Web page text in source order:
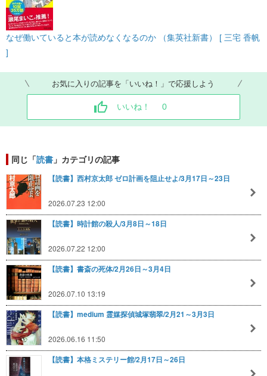
なぜ働いていると本が読めなくなるのか （集英社新書） [ 三宅 香帆
]
お気に入りの記事を「いいね！」で応援しよう
いいね！ 0
同じ「読書 」カテゴリの記事
【読書】西村京太郎 ゼロ計画を阻止せよ/3月17日～23日
2026.07.23 12:00
【読書】時計館の殺人/3月8日～18日
2026.07.22 12:00
【読書】書斎の死体/2月26日～3月4日
2026.07.10 13:19
【読書】medium 霊媒探偵城塚翡翠/2月21～3月3日
2026.06.16 11:50
【読書】本格ミステリー館/2月17日～26日